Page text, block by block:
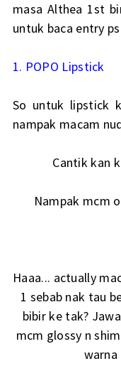
masa Althea 1st
untuk baca entry
1. POPO Lipstick
So untuk lipstick
nampak macam
Cantik kan
Nampak mcm
Haaa... actually
1 sebab nak tau
bibir ke tak?
mcm glossy n